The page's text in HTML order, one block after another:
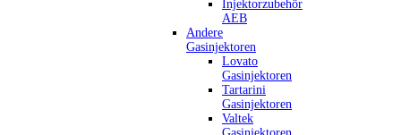
Injektorzubehör
AEB
Andere
Gasinjektoren
Lovato
Gasinjektoren
Tartarini
Gasinjektoren
Valtek